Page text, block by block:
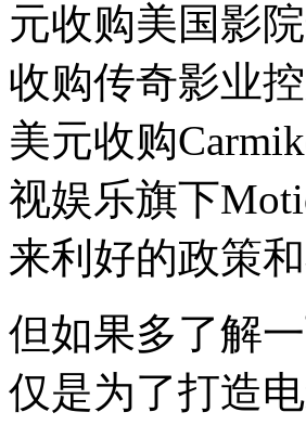
元收购美国影
收购传奇影业
美元收购
视娱乐旗下
来利好的政策和
但如果多了解
仅是为了打造